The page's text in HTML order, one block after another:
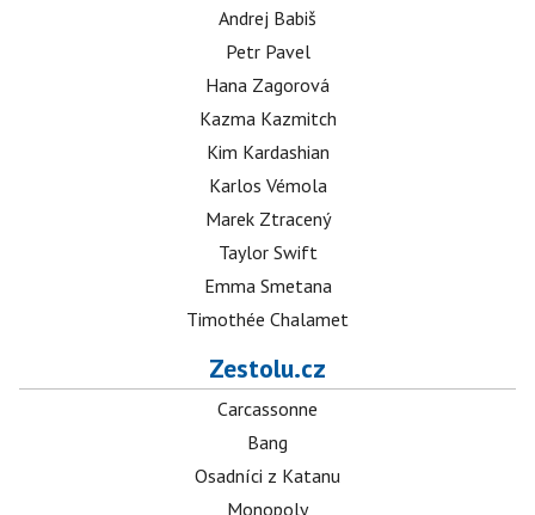
Andrej Babiš
Petr Pavel
Hana Zagorová
Kazma Kazmitch
Kim Kardashian
Karlos Vémola
Marek Ztracený
Taylor Swift
Emma Smetana
Timothée Chalamet
Zestolu.cz
Carcassonne
Bang
Osadníci z Katanu
Monopoly